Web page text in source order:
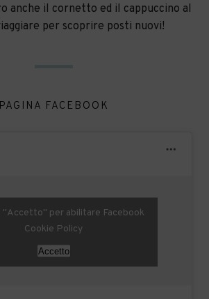
anche il cornetto ed il cappuccino al
per scoprire posti nuovi!
PAGINA FACEBOOK
"Accetto" per abilitare Facebook
Cookie Policy
Accetto